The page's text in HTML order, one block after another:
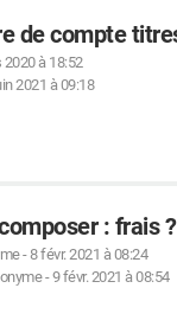
de compte
2020 à 18:52
2021 à 09:18
: frais ?
-8 févr. 2021 à 08:24
-9 févr. 2021 à 08:54